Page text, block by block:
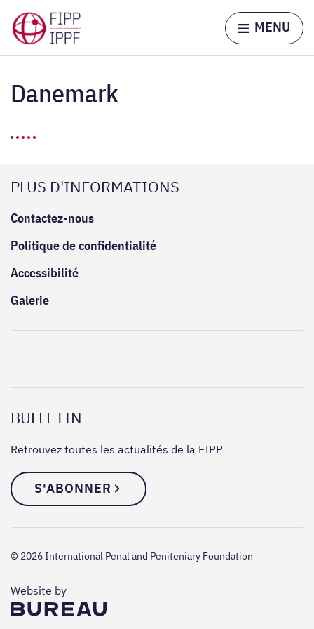
Home page
MENU
Danemark
PLUS D'INFORMATIONS
Contactez-nous
Politique de confidentialité
Accessibilité
Galerie
BULLETIN
Retrouvez toutes les actualités de la FIPP
S'ABONNER
© 2026 International Penal and Peniteniary Foundation
Website byThe Bureau